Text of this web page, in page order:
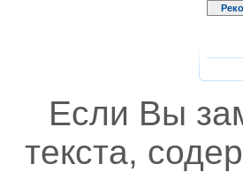
Если Вы
текста,